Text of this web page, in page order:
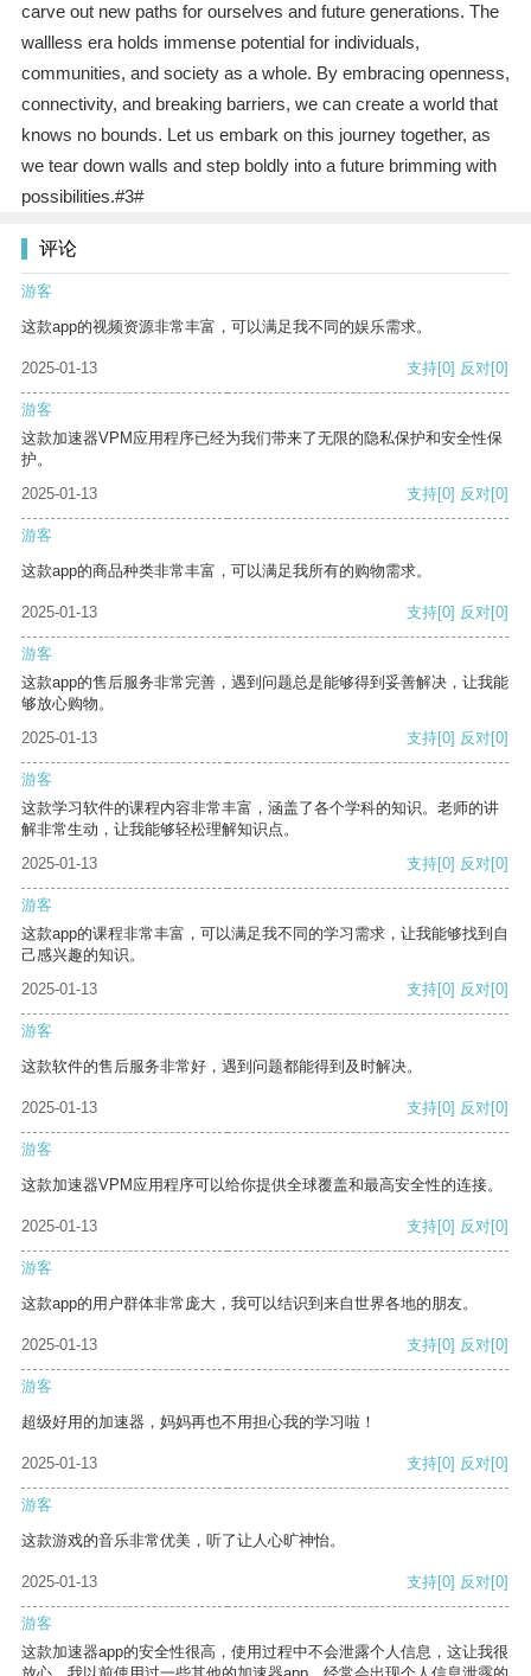
carve out new paths for ourselves and future generations. The
wallless era holds immense potential for individuals,
communities, and society as a whole. By embracing openness,
connectivity, and breaking barriers, we can create a world that
knows no bounds. Let us embark on this journey together, as
we tear down walls and step boldly into a future brimming with
possibilities.#3#
评论
游客
这款app的视频资源非常丰富，可以满足我不同的娱乐需求。
2025-01-13 支持[0] 反对[0]
游客
这款加速器VPM应用程序已经为我们带来了无限的隐私保护和安全性保
护。
2025-01-13
支持[0] 反对[0]
游客
这款app的商品种类非常丰富，可以满足我所有的购物需求。
2025-01-13 支持[0] 反对[0]
游客
这款app的售后服务非常完善，遇到问题总是能够得到妥善解决，让我能
够放心购物。
2025-01-13
支持[0] 反对[0]
游客
这款学习软件的课程内容非常丰富，涵盖了各个学科的知识。老师的讲
解非常生动，让我能够轻松理解知识点。
2025-01-13
支持[0] 反对[0]
游客
这款app的课程非常丰富，可以满足我不同的学习需求，让我能够找到自
己感兴趣的知识。
2025-01-13
支持[0] 反对[0]
游客
这款软件的售后服务非常好，遇到问题都能得到及时解决。
2025-01-13 支持[0] 反对[0]
游客
这款加速器VPM应用程序可以给你提供全球覆盖和最高安全性的连接。
2025-01-13 支持[0] 反对[0]
游客
这款app的用户群体非常庞大，我可以结识到来自世界各地的朋友。
2025-01-13 支持[0] 反对[0]
游客
超级好用的加速器，妈妈再也不用担心我的学习啦！
2025-01-13 支持[0] 反对[0]
游客
这款游戏的音乐非常优美，听了让人心旷神怡。
2025-01-13 支持[0] 反对[0]
游客
这款加速器app的安全性很高，使用过程中不会泄露个人信息，这让我很